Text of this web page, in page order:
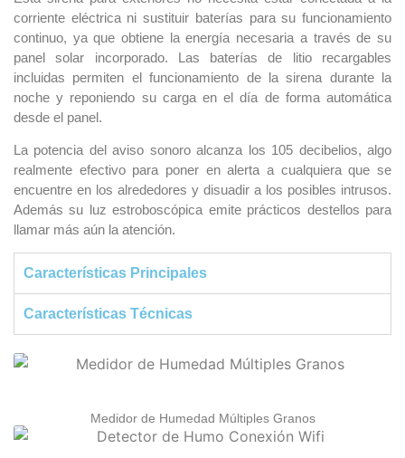
corriente eléctrica ni sustituir baterías para su funcionamiento
continuo, ya que obtiene la energía necesaria a través de su
panel solar incorporado. Las baterías de litio recargables
incluidas permiten el funcionamiento de la sirena durante la
noche y reponiendo su carga en el día de forma automática
desde el panel.
La potencia del aviso sonoro alcanza los 105 decibelios, algo
realmente efectivo para poner en alerta a cualquiera que se
encuentre en los alrededores y disuadir a los posibles intrusos.
Además su luz estroboscópica emite prácticos destellos para
llamar más aún la atención.
Características Principales
Características Técnicas
Medidor de Humedad Múltiples Granos